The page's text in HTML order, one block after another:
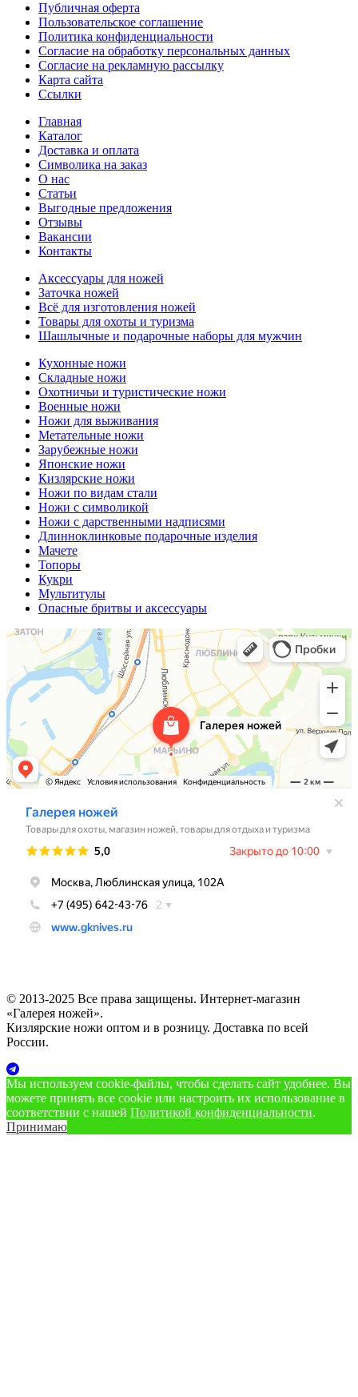
Публичная оферта
Пользовательское соглашение
Политика конфиденциальности
Согласие на обработку персональных данных
Согласие на рекламную рассылку
Карта сайта
Ссылки
Главная
Каталог
Доставка и оплата
Символика на заказ
О нас
Статьи
Выгодные предложения
Отзывы
Вакансии
Контакты
Аксессуары для ножей
Заточка ножей
Всё для изготовления ножей
Товары для охоты и туризма
Шашлычные и подарочные наборы для мужчин
Кухонные ножи
Складные ножи
Охотничьи и туристические ножи
Военные ножи
Ножи для выживания
Метательные ножи
Зарубежные ножи
Японские ножи
Кизлярские ножи
Ножи по видам стали
Ножи с символикой
Ножи с дарственными надписями
Длинноклинковые подарочные изделия
Мачете
Топоры
Кукри
Мультитулы
Опасные бритвы и аксессуары
© 2013-2025 Все права защищены. Интернет-магазин
«Галерея ножей».
Кизлярские ножи оптом и в розницу. Доставка по всей
России.
Мы используем cookie‑файлы, чтобы сделать сайт удобнее. Вы
можете принять все cookie или настроить их использование в
соответствии с нашей Политикой конфиденциальности.
Принимаю